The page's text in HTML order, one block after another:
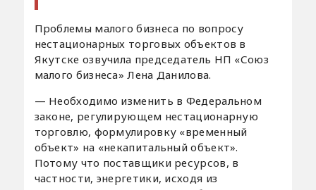
Проблемы малого бизнеса по вопросу
нестационарных торговых объектов в
Якутске озвучила председатель НП «Союз
малого бизнеса» Лена Данилова.
— Необходимо изменить в Федеральном
законе, регулирующем нестационарную
торговлю, формулировку «временный
объект» на «некапитальный объект».
Потому что поставщики ресурсов, в
частности, энергетики, исходя из